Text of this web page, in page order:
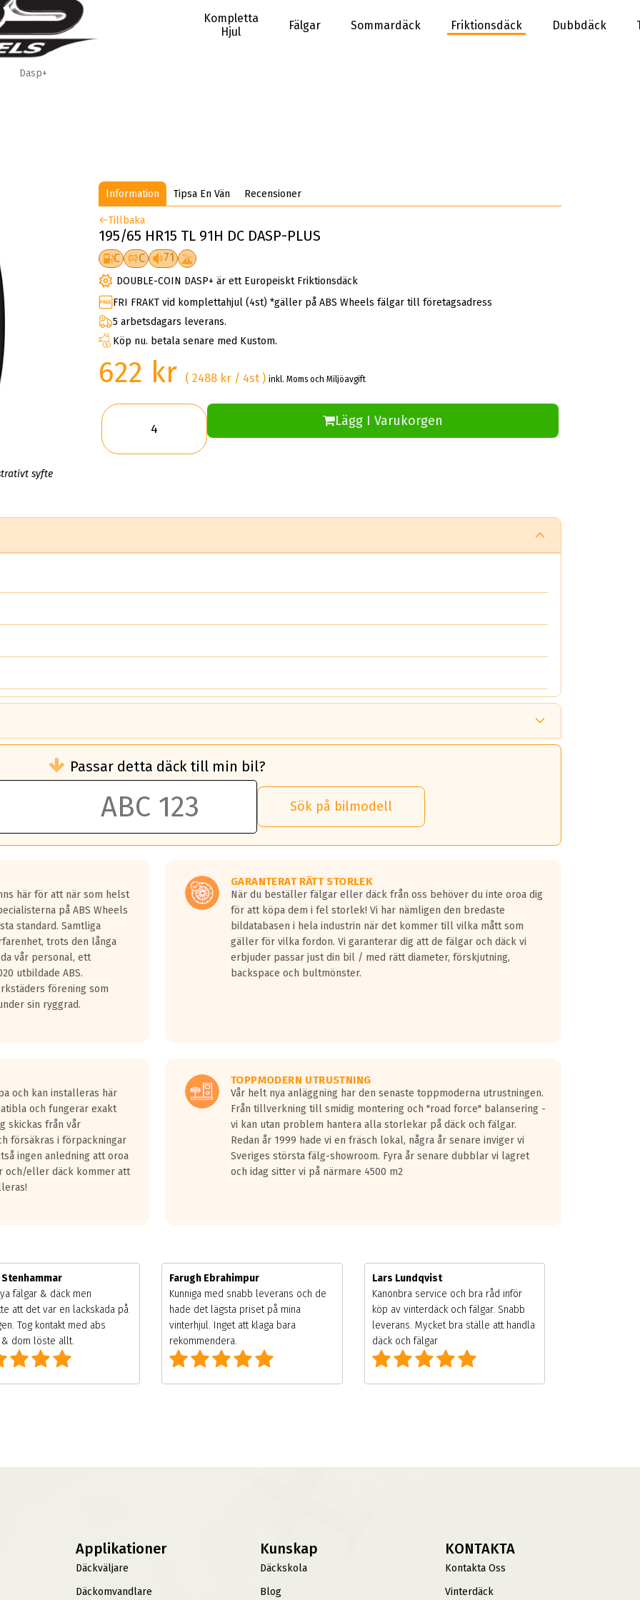
Kompletta
Hjul
Fälgar Sommardäck Friktionsdäck Dubbdäck
Dasp+
syfte
Information Tipsa En Vän Recensioner
Tillbaka
195/65 HR15 TL 91H DC DASP-PLUS
C C 71
DOUBLE-COIN DASP+ är ett Europeiskt Friktionsdäck
FRI FRAKT vid komplettahjul (4st) *gäller på ABS Wheels fälgar till företagsadress
5 arbetsdagars leverans.
Köp nu. betala senare med Kustom.
622 kr ( 2488 kr / 4st )inkl. Moms och Miljöavgift
Lägg I Varukorgen
än ett klass G däck.
50 liter bränsle med ett klass A däck gentemot ett klass G däck.
vilken rutt du kör, samt vilken körstil du använder.
lastbilar.
på en väg där det ligger 0.5-1.5 mm vatten.
fyra billängder( ca 18meter) mellan däck med betyg A gentemot
överträffa motorljudet.
ett däck med vågar. Hög bullernivå markeras med svarta vågor
kraven som finns i dagsläget, men är inte längre tillåtna enligt nya
Passar detta däck till min bil?
Sök på bilmodell
här för att när som helst
på ABS Wheels
standard. Samtliga
trots den långa
vår personal, ett
utbildade ABS.
förening som
sin ryggrad.
GARANTERAT RÄTT STORLEK
När du beställer fälgar eller däck från oss behöver du inte oroa dig
för att köpa dem i fel storlek! Vi har nämligen den bredaste
bildatabasen i hela industrin när det kommer till vilka mått som
gäller för vilka fordon. Vi garanterar dig att de fälgar och däck vi
erbjuder passar just din bil / med rätt diameter, förskjutning,
backspace och bultmönster.
och kan installeras här
och fungerar exakt
skickas från vår
försäkras i förpackningar
ingen anledning att oroa
och/eller däck kommer att
TOPPMODERN UTRUSTNING
Vår helt nya anläggning har den senaste toppmoderna utrustningen.
Från tillverkning till smidig montering och "road force" balansering -
vi kan utan problem hantera alla storlekar på däck och fälgar.
Redan år 1999 hade vi en fräsch lokal, några år senare inviger vi
Sveriges största fälg-showroom. Fyra år senare dubblar vi lagret
och idag sitter vi på närmare 4500 m2
Stenhammar
fälgar & däck men
att det var en lackskada på
Tog kontakt med abs
dom löste allt.
Farugh Ebrahimpur
Kunniga med snabb leverans och de
hade det lägsta priset på mina
vinterhjul. Inget att klaga bara
rekommendera.
Lars Lundqvist
Kanonbra service och bra råd inför
köp av vinterdäck och fälgar. Snabb
leverans. Mycket bra ställe att handla
däck och fälgar
Applikationer
Däckväljare
Däckomvandlare
Kunskap
Däckskola
Blog
KONTAKTA
Kontakta Oss
Vinterdäck